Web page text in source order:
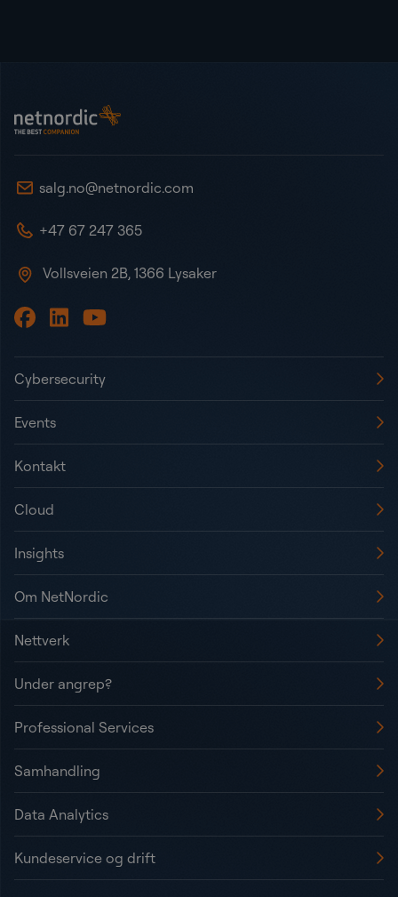
NetNordic Norway
salg.no@netnordic.com
+47 67 247 365
Vollsveien 2B, 1366 Lysaker
Cybersecurity
Events
Kontakt
Cloud
Insights
Om NetNordic
Nettverk
Under angrep?
Professional Services
Samhandling
Data Analytics
Kundeservice og drift